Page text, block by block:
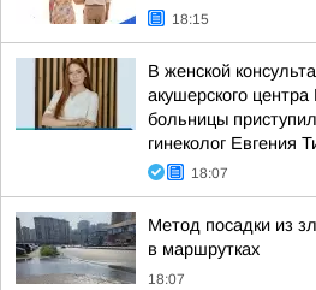
18:15
В женской
акушерского центра
больницы
гинеколог Евгения
18:07
Метод посадки из
в маршрутках
18:07